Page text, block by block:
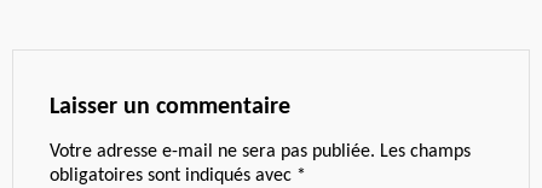
Laisser un commentaire
Votre adresse e-mail ne sera pas publiée. Les champs
obligatoires sont indiqués avec *